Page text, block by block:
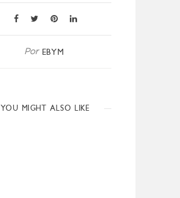
Por EBYM
YOU MIGHT ALSO LIKE